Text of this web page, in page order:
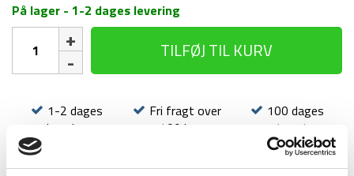
På lager - 1-2 dages levering
LifeVenture
antal
TILFØJ TIL KURV
1-2 dages
levering
Fri fragt over
499 kr
100 dages
returret